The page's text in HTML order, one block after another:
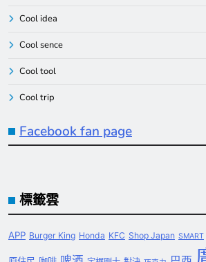
Cool idea
Cool sence
Cool tool
Cool trip
Facebook fan page
標籤雲
APP Burger King Honda KFC Shop Japan SMART